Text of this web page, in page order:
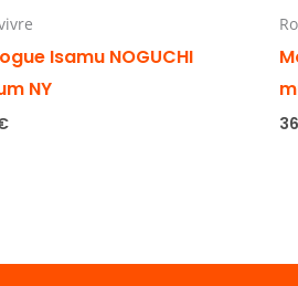
Isamu NOGUCHI
NY